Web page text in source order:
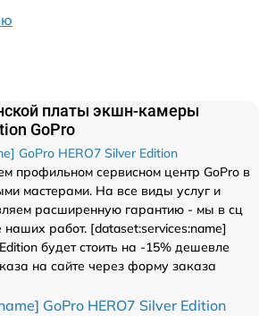
платы экшн-камеры
GoPro
GoPro HERO7 Silver Edition
профильном сервисном центр GoPro в
мастерами. На все виды услуг и
расширенную гарантию - мы в сц
работ. [dataset:services:name]
будет стоить на -15% дешевле
на сайте через форму заказа
GoPro HERO7 Silver Edition